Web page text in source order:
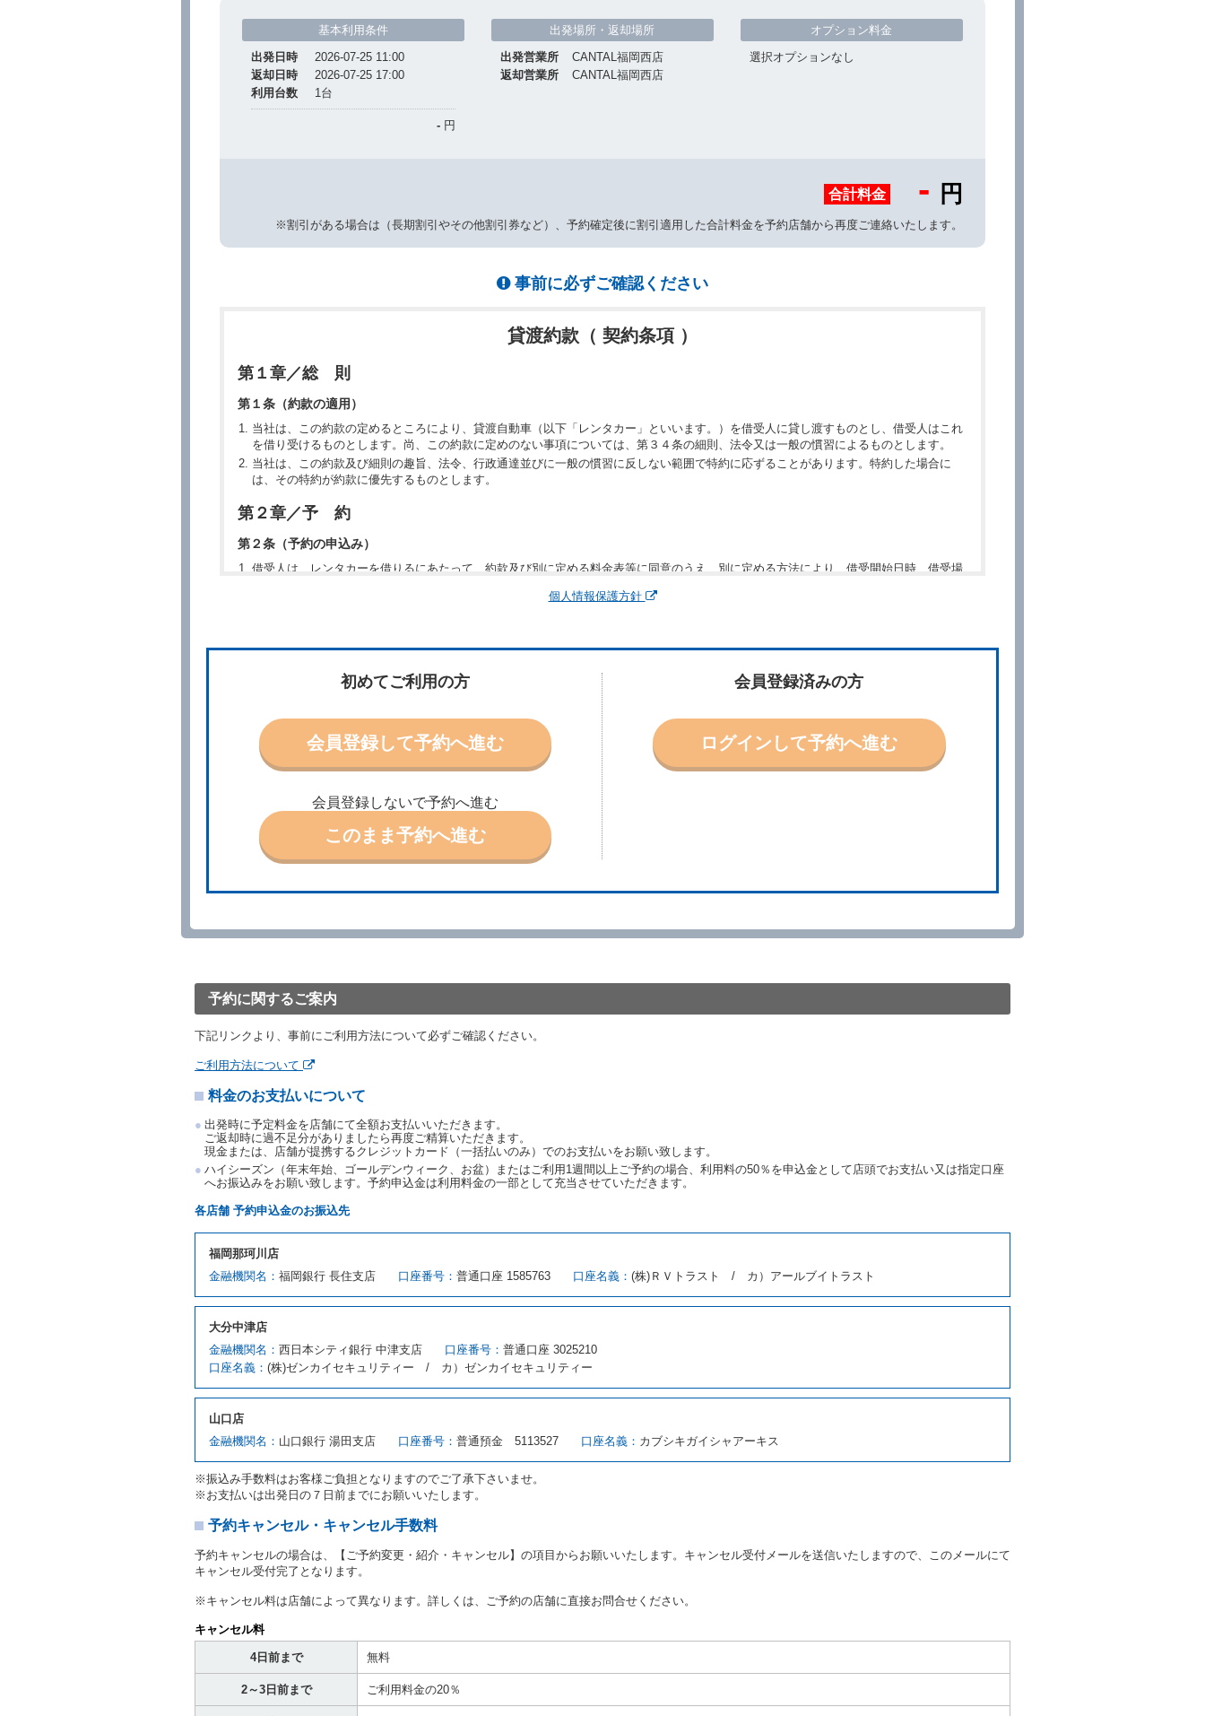
基本利用条件
出発日時
2026-07-25 11:00
返却日時
2026-07-25 17:00
利用台数
1 台
- 円
出発場所・返却場所
出発営業所
CANTAL福岡西店
返却営業所
CANTAL福岡西店
オプション料金
選択オプションなし
合計料金 - 円
※割引がある場合は（長期割引やその他割引券など）、予約確定後に割引適用した合計料金を予約店舗から再度ご連絡いたします。
事前に必ずご確認ください
貸渡約款（ 契約条項 ）
第１章／総 則
第１条（約款の適用）
当社は、この約款の定めるところにより、貸渡自動車（以下「レンタカー」といいます。）を借受人に貸し渡すものとし、借受人はこれ
を借り受けるものとします。尚、この約款に定めのない事項については、第３４条の細則、法令又は一般の慣習によるものとします。
当社は、この約款及び細則の趣旨、法令、行政通達並びに一般の慣習に反しない範囲で特約に応ずることがあります。特約した場合に
は、その特約が約款に優先するものとします。
第２章／予 約
第２条（予約の申込み）
借受人は、レンタカーを借りるにあたって、約款及び別に定める料金表等に同意のうえ、別に定める方法により、借受開始日時、借受場
予約の申込みを行うことができます。なお、当社は、電話連絡並びに電子メールによる予約に応じますが、予約内容と実際に相違があっ
場合、借受人は、当社が特に認める場合を除き、別に定める予約申込金を支払うものとします。
第３条（予約の変更）
借受人は、前条第１項の借受条件を変更しようとするときは、あらかじめ当社の承諾を受けなければならないものとします。
第４条（予約の取消し等）
借受人は、別に定める方法により予約を取り消すことができます。
借受人が、借受人の都合により予約した借受開始時刻を１時間以上経過してもレンタカー貸渡契約（以下「貸渡契約」といいます。）締
結手続きに着手しなかったときは、予約が取り消されたものとします。
前２項の場合、借受人は、別に定めるところにより予約取消手数料を当社に支払うものとし、当社は、この予約取消手数料の支払いがあ
ったときは、受領済の予約申込金を借受人に返還するものとします。
当社の都合により、予約が取り消されたとき、又は貸渡契約が締結されなかったときは、当社は受領済の予約申込金を返還するものとし
ます。
きは、予約は取り消されたものとします。この場合、当社は受領済の予約申込金を返還するものとします。
当社は、借受人から予約のあった車種クラスのレンタカーを貸し渡すことができないときは、予約と異なる車種クラスのレンタカー（以
渡すものとします。なお、代替レンタカーの貸渡料金が予約された車種クラスの貸渡料金より高くなるときは、予約した車種クラスの貸
渡料金によるものとし、予約された車種クラスの貸渡料金より低くなるときは、当該代替レンタカーの車種クラスの貸渡料金によるもの
借受人は、第１項の代替レンタカーの貸渡しの申入れを拒絶し、予約を取り消すことができるものとします。
前項の場合、第１項の貸渡しをすることができない原因が、当社の責に帰する事由によるときには第４条第４項の予約の取消しとして取
第３項の場合、第１項の貸渡しをすることができない原因が、当社の責に帰さない事由による時には第４条第５項の予約の取消しとして
第６条（免責）
当社及び借受人は、予約が取り消され、又は貸渡契約が締結されなかったことについて、第４条及び第５条に定める場合を除き、相互に
何らの請求をしないものとします。
第３章／貸 渡 し
ます。ただし、貸し渡すことができるレンタカーがない場合又は借受人若しくは運転者が第８条第１項若しくは第２項各号のいずれかに
該当する場合を除きます。
運転者は、貸渡契約の締結にあたり、約款及び細則で運転者の義務と定められた事項を遵守するものとします。
当社は、監督官庁の基本通達（注１）に基づき、貸渡簿(貸渡原票)及び第１３条第１項に規定する貸渡証に運転者の氏名、住所、運転免
許の種類及び運転免許証（注２）の番号を記載し、又は運転者の運転免許証の写しを添付するため、貸渡契約の締結にあたり、借受人に
対し、借受人の指定する運転者（以下「運転者」といいます。）の運転免許証の提示を求めるほか、その写しの提出を求めることがあり
ます。この場合、借受人は、自己が運転者であるときは自己の運転免許証を提示し、借受人と運転者が異なるときはその運転者の運転免
注１）監督官庁の基本通達とは、国土交通省自動車交通局長通達「レンタカーに関する基本通達」（自旅第138号 平成7年6月13日）の
２．(10)及び(11)のことをいいます。
転免許証をいいます。
当社は、貸渡契約の締結にあたり、借受人及び運転者に対し、運転免許証のほかに本人確認ができる書類の提示を求め、及び提出された
書類の写しをとることがあります。
当社は、貸渡契約の締結にあたり、借受期間中に借受人及び運転者と連絡するための携帯電話番号等の告知を求めます。
当社は、貸渡契約の締結にあたり、借受人に対し、クレジットカード若しくは現金による支払いを求め、又はその他の支払方法を指定す
ることがあります。
当社は、借受人又は運転者が前3項に従わない場合は、貸渡契約の締結を拒絶するとともに、予約を取消すことができるものとします。
なお、この場合の予約申込金等の扱いについては、第4条第5項を適用するものとします。
第８条（貸渡契約の締結の拒絶）
借受人（運転者）が次の各号のいずれかに該当するときは、貸渡契約を締結することができないものとします。
① 貸し渡すレンタカーの運転に必要な運転免許証を有していないとき、又は運転免許証の提示をせず、もしくは当社が求めたにもかか
わらず、その運転者の運転免許証の写しの提出に同意しないとき。 ② 酒気を帯びていると認められるとき。
個人情報保護方針
初めてご利用の方
会員登録して予約へ進む
会員登録しないで予約へ進む
このまま予約へ進む
会員登録済みの方
ログインして予約へ進む
予約に関するご案内
下記リンクより、事前にご利用方法について必ずご確認ください。
ご利用方法について
料金のお支払いについて
出発時に予定料金を店舗にて全額お支払いいただきます。
ご返却時に過不足分がありましたら再度ご精算いただきます。
現金または、店舗が提携するクレジットカード（一括払いのみ）でのお支払いをお願い致します。
ハイシーズン（年末年始、ゴールデンウィーク、お盆）またはご利用1週間以上ご予約の場合、利用料の50％を申込金として店頭でお支払い又は指定口座
へお振込みをお願い致します。予約申込金は利用料金の一部として充当させていただきます。
各店舗 予約申込金のお振込先
福岡那珂川店
金融機関名： 福岡銀行 長住支店 口座番号： 普通口座 1585763 口座名義： (株)ＲＶトラスト / カ）アールブイトラスト
大分中津店
金融機関名： 西日本シティ銀行 中津支店 口座番号： 普通口座 3025210
口座名義： (株)ゼンカイセキュリティー / カ）ゼンカイセキュリティー
山口店
金融機関名： 山口銀行 湯田支店 口座番号： 普通預金 5113527 口座名義： カブシキガイシャアーキス
※振込み手数料はお客様ご負担となりますのでご了承下さいませ。
※お支払いは出発日の７日前までにお願いいたします。
予約キャンセル・キャンセル手数料
予約キャンセルの場合は、【ご予約変更・紹介・キャンセル】の項目からお願いいたします。キャンセル受付メールを送信いたしますので、このメールにて
キャンセル受付完了となります。
※キャンセル料は店舗によって異なります。詳しくは、ご予約の店舗に直接お問合せください。
キャンセル料
4日前まで 無料
2～3日前まで ご利用料金の20％